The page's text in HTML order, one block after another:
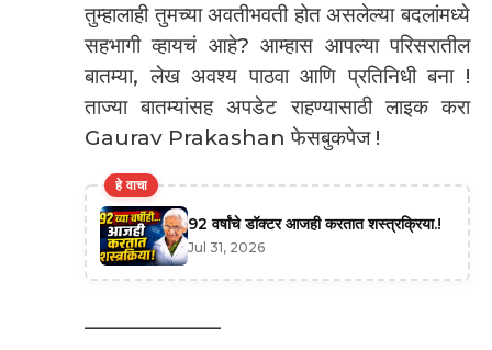
तुम्हालाही तुमच्या अवतीभवती होत असलेल्या बदलांमध्ये
सहभागी व्हायचं आहे? आम्हास आपल्या परिसरातील
बातम्या, लेख अवश्य पाठवा आणि प्रतिनिधी बना !
ताज्या बातम्यांसह अपडेट राहण्यासाठी लाइक करा
Gaurav Prakashan फेसबुकपेज !
हे वाचा
92 वर्षांचे डॉक्टर आजही करतात शस्त्रक्रिया.!
Jul 31, 2026
——————–